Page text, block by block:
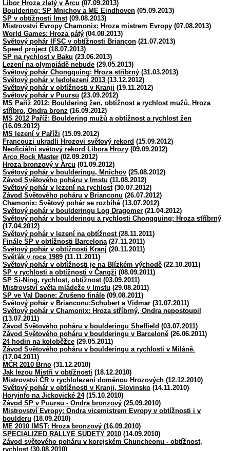
Libor Hroza zlatý v Arcu (07.09.2013)
Bouldering: SP Mnichov a ME Eindhoven (05.09.2013)
SP v obtížnosti Imst(09.08.2013)
Mistrovství Evropy Chamonix: Hroza mistrem Evropy (07.08.2013)
World Games: Hroza pátý (04.08.2013)
Světový pohár IFSC v obtížnosti Briançon (21.07.2013)
Speed project(18.07.2013)
SP na rychlost v Baku (23.06.2013)
Lezení na olympiádě nebude (29.05.2013)
Světový pohár Chongquing: Hroza stříbrný (31.03.2013)
Světový pohár v ledolezení 2013 (13.12.2012)
Světový pohár v obtížnosti v Kranji (19.11.2012)
Světový pohár v Puursu (23.09.2012)
MS Paříž 2012: Bouldering žen, obtížnost a rychlost mužů. Hroza
stříbro, Ondra bronz (16.09.2012)
MS 2012 Paříž: Bouldering mužů a obtížnost a rychlost žen
(16.09.2012)
MS lezení v Paříži (15.09.2012)
Francouzi ukradli Hrozovi světový rekord (15.09.2012)
Neoficiální světový rekord Libora Hrozy (09.09.2012)
Arco Rock Master (02.09.2012)
Hroza bronzový v Arcu (01.09.2012)
Světový pohár v boulderingu, Mnichov (25.08.2012)
Závod Světového poháru v Imstu (11.08.2012)
Světový pohár v lezení na rychlost(30.07.2012)
Závod Světového poháru v Brianconu (26.07.2012)
Chamonix: Světový pohár se rozbíhá(13.07.2012)
Světový pohár v boulderingu Log Dragomer (21.04.2012)
Světový pohár v boulderingu a rychlosti Chongquing: Hroza stříbrný
(17.04.2012)
Světový pohár v lezení na obtížnost (28.11.2011)
Finále SP v obtížnosti Barcelona(27.11.2011)
Světový pohár v obtížnosti Kranj (20.11.2011)
Svěťák v roce 1989 (11.11.2011)
Světový pohár v obtížnosti je na Blízkém východě (22.10.2011)
SP v rychlosti a obtížnosti v Čangži (08.09.2011)
SP Si-Ning, rychlost, obtížnost(03.09.2011)
Mistrovství světa mládeže v Imstu (29.08.2011)
SP ve Val Daone: Zrušeno finále (09.08.2011)
Světový pohár v Brianconu:Schubert a Vidmar (31.07.2011)
Světový pohár v Chamonix: Hroza stříbrný, Ondra nepostoupil
(13.07.2011)
Závod Světového poháru v boulderingu Sheffield (03.07.2011)
Závod Světového poháru v boulderingu v Barceloně (26.06.2011)
24 hodin na koloběžce (29.05.2011)
Závod Světového poháru v boulderingu a rychlosti v Miláně.
(17.04.2011)
MČR 2010 Brno (31.12.2010)
Jak lezou Mistři v obtížnosti (18.12.2010)
Mistrovství ČR v rychlolezení doménou Hrozových (12.12.2010)
Světový pohár v obtížnosti v Kranji, Slovinsko (14.11.2010)
Horyinfo na Jickovické 24(15.10.2010)
Závod SP v Puursu - Ondra bronzový (25.09.2010)
Mistrovství Evropy: Ondra vicemistrem Evropy v obtížnosti i v
boulderu (18.09.2010)
ME 2010 IMST: Hroza bronzový (16.09.2010)
SPECIALIZED RALLYE SUDETY 2010 (14.09.2010)
Závod světového poháru v korejském Chuncheonu - obtížnost,
rychlost(30.08.2010)